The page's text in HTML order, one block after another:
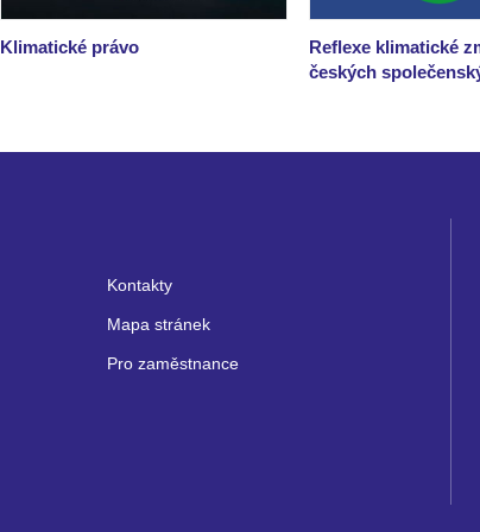
Klimatické právo
Reflexe klimatické
českých
Kontakty
Mapa stránek
Pro zaměstnance